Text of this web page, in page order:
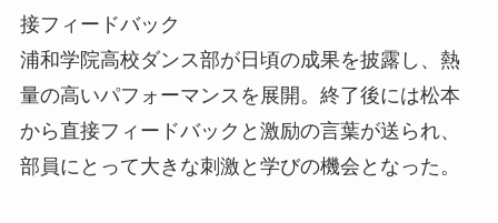
接フィードバック
浦和学院高校ダンス部が日頃の成果を披露し、熱
量の高いパフォーマンスを展開。終了後には松本
から直接フィードバックと激励の言葉が送られ、
部員にとって大きな刺激と学びの機会となった。